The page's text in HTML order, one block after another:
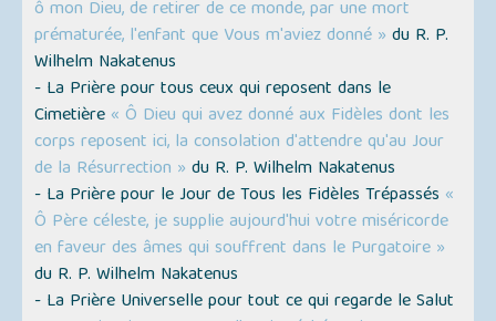
ô mon Dieu, de retirer de ce monde, par une mort
prématurée, l'enfant que Vous m'aviez donné » du R. P.
Wilhelm Nakatenus
- La Prière pour tous ceux qui reposent dans le
Cimetière « Ô Dieu qui avez donné aux Fidèles dont les
corps reposent ici, la consolation d'attendre qu'au Jour
de la Résurrection » du R. P. Wilhelm Nakatenus
- La Prière pour le Jour de Tous les Fidèles Trépassés «
Ô Père céleste, je supplie aujourd'hui votre miséricorde
en faveur des âmes qui souffrent dans le Purgatoire »
du R. P. Wilhelm Nakatenus
- La Prière Universelle pour tout ce qui regarde le Salut